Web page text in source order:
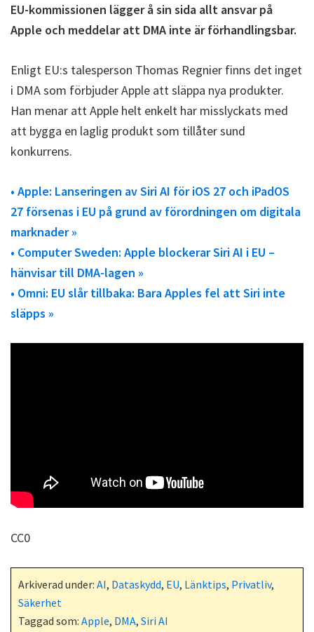
EU-kommissionen lägger å sin sida allt ansvar på
Apple och meddelar att DMA inte är förhandlingsbar.
Enligt EU:s talesperson Thomas Regnier finns det inget
i DMA som förbjuder Apple att släppa nya produkter.
Han menar att Apple helt enkelt har misslyckats med
att bygga en laglig produkt som tillåter sund
konkurrens.
• Apple: Lanseringen av Siri AI för iOS 27 och iPadOS
27 försenas i EU på grund av förordningen om digitala
marknader »
• Computer Sweden: Apple blockerar Siri AI i EU –
hänvisar till DMA-lagen »
• Omni: EU slår tillbaka: Bara Apples fel att Siri inte
släpps »
CC0
Arkiverad under: AI, Dataskydd, EU, Länktips, Privatliv,
Säkerhet
Taggad som: Apple, DMA, Siri AI